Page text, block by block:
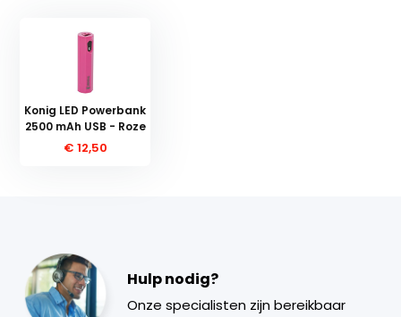
Konig LED Powerbank
2500 mAh USB - Roze
€ 12,50
Hulp nodig?
Onze specialisten zijn bereikbaar